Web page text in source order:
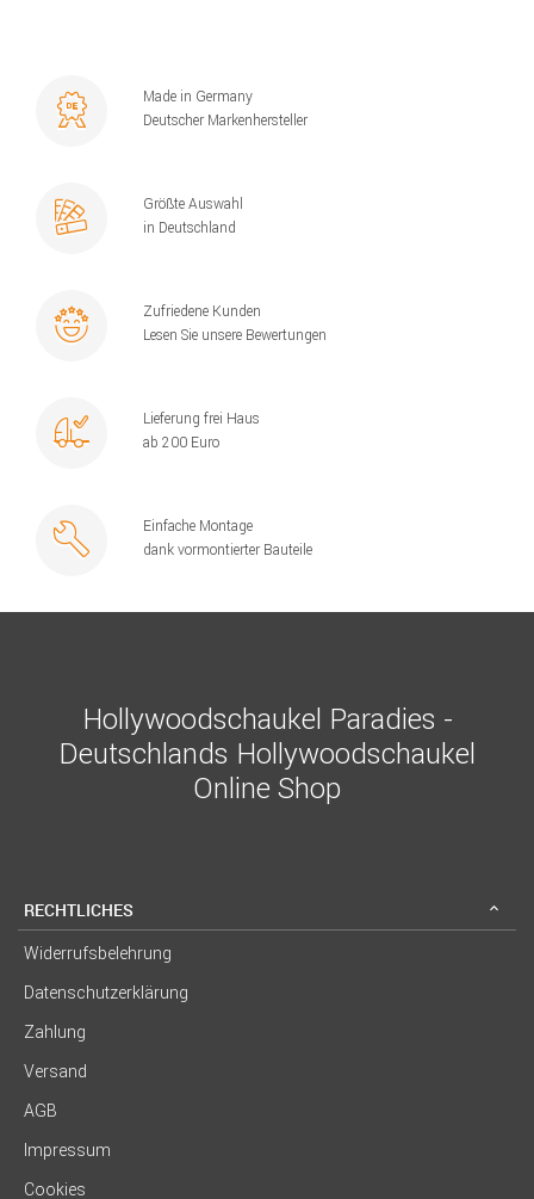
Made in Germany
Deutscher Markenhersteller
Größte Auswahl
in Deutschland
Zufriedene Kunden
Lesen Sie unsere Bewertungen
Lieferung frei Haus
ab 200 Euro
Einfache Montage
dank vormontierter Bauteile
Hollywoodschaukel Paradies -
Deutschlands Hollywoodschaukel
Online Shop
RECHTLICHES
Widerrufsbelehrung
Datenschutzerklärung
Zahlung
Versand
AGB
Impressum
Cookies